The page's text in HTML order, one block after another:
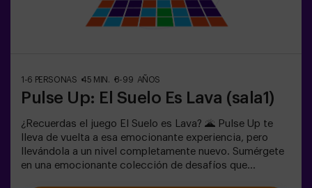
1-6 PERSONAS 45 MIN. 8-99 AÑOS
Pulse Up: El Suelo Es Lava (sala1)
¿Recuerdas el juego El Suelo es Lava? 🌋 Pulse Up te
lleva de vuelta a esa emocionante experiencia, pero
llevándola a un nivel completamente nuevo. Sumérgete
en una emocionante colección de desafíos que